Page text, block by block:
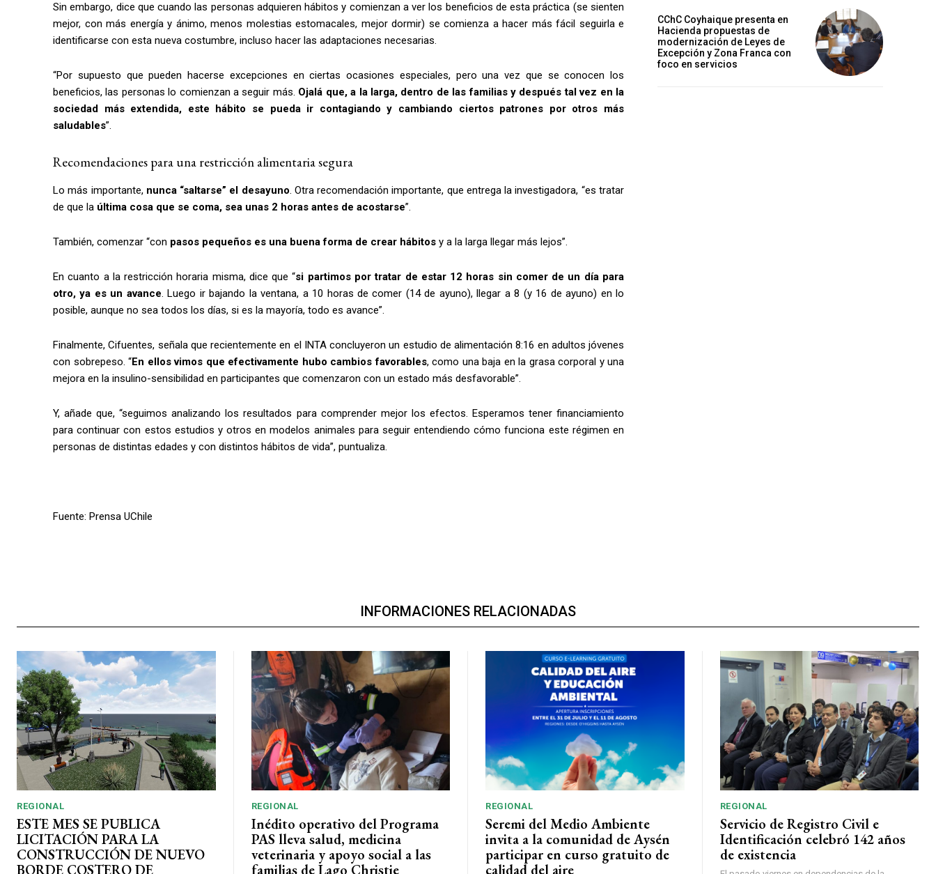
Sin embargo, dice que cuando las personas adquieren hábitos y comienzan a ver los beneficios de esta práctica (se sienten
mejor, con más energía y ánimo, menos molestias estomacales, mejor dormir) se comienza a hacer más fácil seguirla e
identificarse con esta nueva costumbre, incluso hacer las adaptaciones necesarias.
“Por supuesto que pueden hacerse excepciones en ciertas ocasiones especiales, pero una vez que se conocen los
beneficios, las personas lo comienzan a seguir más. Ojalá que, a la larga, dentro de las familias y después tal vez en la
sociedad más extendida, este hábito se pueda ir contagiando y cambiando ciertos patrones por otros más
saludables”.
Recomendaciones para una restricción alimentaria segura
Lo más importante, nunca “saltarse” el desayuno. Otra recomendación importante, que entrega la investigadora, “es tratar
de que la última cosa que se coma, sea unas 2 horas antes de acostarse”.
También, comenzar “con pasos pequeños es una buena forma de crear hábitos y a la larga llegar más lejos”.
En cuanto a la restricción horaria misma, dice que “si partimos por tratar de estar 12 horas sin comer de un día para
otro, ya es un avance. Luego ir bajando la ventana, a 10 horas de comer (14 de ayuno), llegar a 8 (y 16 de ayuno) en lo
posible, aunque no sea todos los días, si es la mayoría, todo es avance”.
Finalmente, Cifuentes, señala que recientemente en el INTA concluyeron un estudio de alimentación 8:16 en adultos jóvenes
con sobrepeso. “En ellos vimos que efectivamente hubo cambios favorables, como una baja en la grasa corporal y una
mejora en la insulino-sensibilidad en participantes que comenzaron con un estado más desfavorable”.
Y, añade que, “seguimos analizando los resultados para comprender mejor los efectos. Esperamos tener financiamiento
para continuar con estos estudios y otros en modelos animales para seguir entendiendo cómo funciona este régimen en
personas de distintas edades y con distintos hábitos de vida”, puntualiza.
Fuente: Prensa UChile
CChC Coyhaique presenta en
Hacienda propuestas de
modernización de Leyes de
Excepción y Zona Franca con
foco en servicios
INFORMACIONES RELACIONADAS
REGIONAL
ESTE MES SE PUBLICA
LICITACIÓN PARA LA
CONSTRUCCIÓN DE NUEVO
BORDE COSTERO DE
REGIONAL
Inédito operativo del Programa
PAS lleva salud, medicina
veterinaria y apoyo social a las
familias de Lago Christie
REGIONAL
Seremi del Medio Ambiente
invita a la comunidad de Aysén
participar en curso gratuito de
calidad del aire
REGIONAL
Servicio de Registro Civil e
Identificación celebró 142 años
de existencia